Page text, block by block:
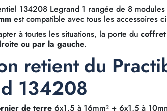
134208 Legrand 1 rangée de 8
est compatible avec tous les accessoires
à toutes les situations, la porte du
ou par la gauche.
retient du
134208
de terre 6x1,5 à 16mm² + 6x1,5 à